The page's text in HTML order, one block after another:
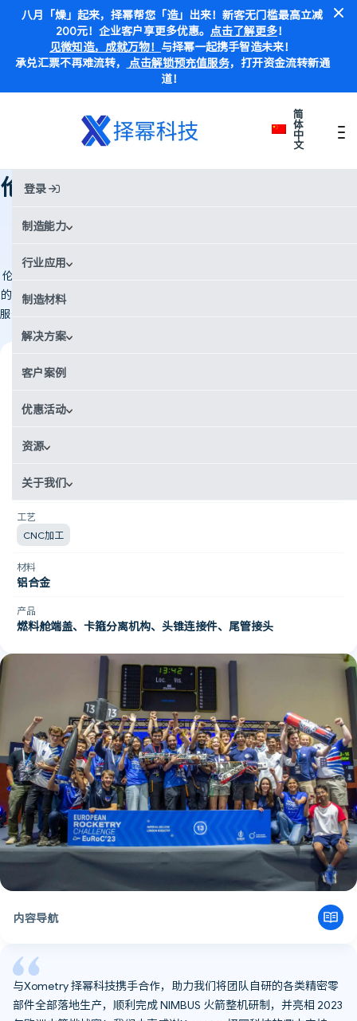
八月「燥」起来，择幂帮您「造」出来！新客无门槛最高立减
200元！企业客户享更多优惠。 点击了解更多！
见微知造，成就万物！ 与择幂一起携手智造未来！
承兑汇票不再难流转， 点击解锁预充值服务，打开资金流转新通
道！
简
体
中
文
登录
制造能力
行业应用
制造材料
解决方案
客户案例
优惠活动
资源
关于我们
伦敦帝国理工学院火箭团队：依托精
密数控加工零部件 打造新一代
伦敦帝国理工学院火箭队（ICLR）开发了NIMBUS——英国首枚学生制造
的液体推进剂火箭。借助 Xometry 择幂科技 的CNC加工和蓝色阳极氧化
服务，他们制造了氧化剂储罐端盖和用于鼻锥分离的夹带系统，成功参加
行业
国家
原型制作
工艺
CNC加工
材料
铝合金
产品
燃料舱端盖、卡箍分离机构、头锥连接件、尾管接头
与Xometry 择幂科技携手合作，助力我们将团队自研的各类精密零
部件全部落地生产，顺利完成 NIMBUS 火箭整机研制，并亮相 2023
内容导航
2023 欧洲火箭挑战赛：跌宕起伏的参赛历程
奔赴无垠星海 —— 帝国理工火箭团队未来蓝图